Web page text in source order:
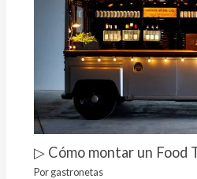
▷ Cómo montar un Food
Porgastronetas